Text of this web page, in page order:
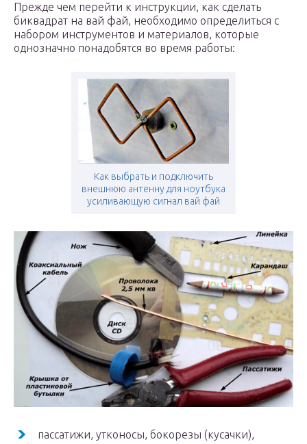
Прежде чем перейти к инструкции, как сделать
биквадрат на вай фай, необходимо определиться с
набором инструментов и материалов, которые
однозначно понадобятся во время работы:
Как выбрать и подключить
внешнюю антенну для ноутбука
усиливающую сигнал вай фай
пассатижи, утконосы, бокорезы (кусачки),